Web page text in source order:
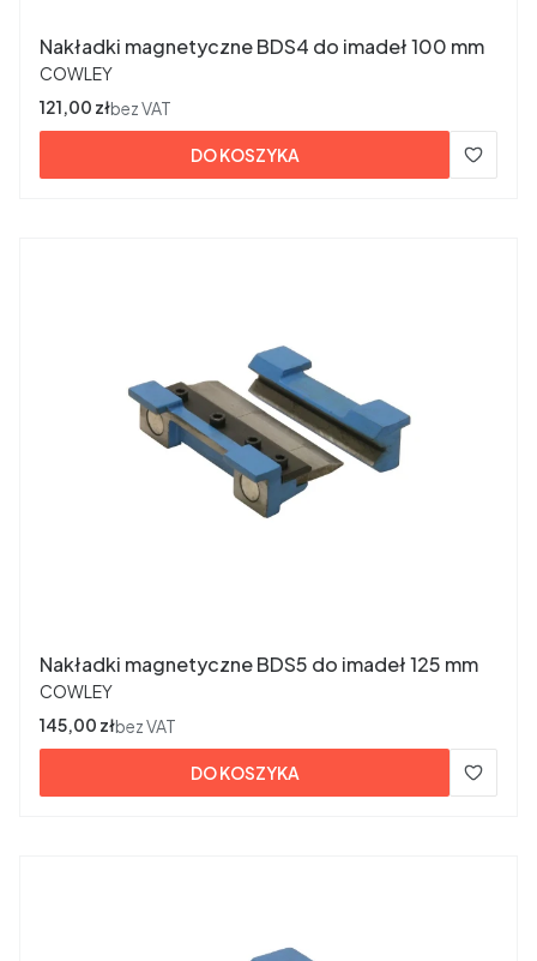
Nakładki magnetyczne BDS4 do imadeł 100 mm
PRODUCENT
COWLEY
Cena
121,00 złbez VAT
DO KOSZYKA
Nakładki magnetyczne BDS5 do imadeł 125 mm
PRODUCENT
COWLEY
Cena
145,00 złbez VAT
DO KOSZYKA